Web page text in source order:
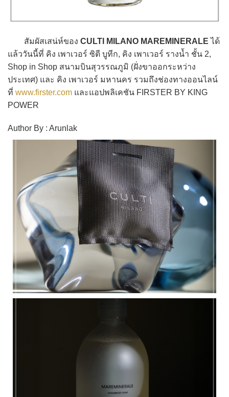
สัมผัสเสน่ห์ของ CULTI MILANO MAREMINERALE ได้
แล้ววันนี้ที่ คิง เพาเวอร์ ซิตี บูทีก, คิง เพาเวอร์ รางน้ำ ชั้น 2,
Shop in Shop สนามบินสุวรรณภูมิ (ฝั่งขาออกระหว่าง
ประเทศ) และ คิง เพาเวอร์ มหานคร รวมถึงช่องทางออนไลน์
ที่ www.firster.com และแอปพลิเคชัน FIRSTER BY KING
POWER
Author By : Arunlak